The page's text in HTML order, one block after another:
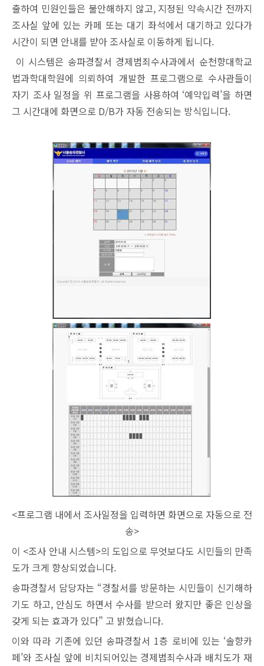
출하여 민원인들은 불안해하지 않고, 지정된 약속시간 전까지
조사실 앞에 있는 카페 또는 대기 좌석에서 대기하고 있다가
시간이 되면 안내를 받아 조사실로 이동하게 됩니다.
이 시스템은 송파경찰서 경제범죄수사과에서 순천향대학교
법과학대학원에 의뢰하여 개발한 프로그램으로 수사관들이
자기 조사 일정을 위 프로그램을 사용하여 ‘예약입력’을 하면
그 시간대에 화면으로 D/B가 자동 전송되는 방식입니다.
<프로그램 내에서 조사일정을 입력하면 화면으로 자동으로 전
송>
이 <조사 안내 시스템>의 도입으로 무엇보다도 시민들의 만족
도가 크게 향상되었습니다.
송파경찰서 담당자는 “경찰서를 방문하는 시민들이 신기해하
기도 하고, 안심도 하면서 수사를 받으러 왔지만 좋은 인상을
갖게 되는 효과가 있다” 고 밝혔습니다.
이와 따라 기존에 있던 송파경찰서 1층 로비에 있는 ‘솔향카
페’와 조사실 앞에 비치되어있는 경제범죄수사과 배치도가 재